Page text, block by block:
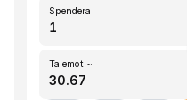
Spendera
Ta emot ~